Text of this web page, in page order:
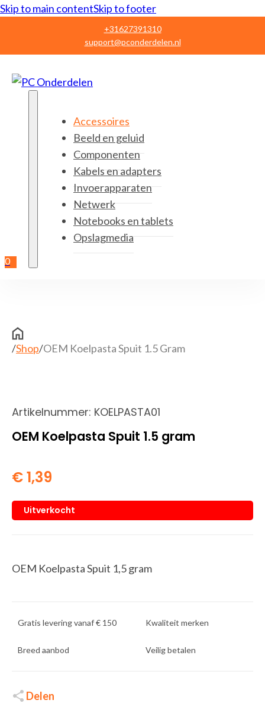
Skip to main contentSkip to footer
+31627391310
support@pconderdelen.nl
0
Accessoires
Beeld en geluid
Componenten
Kabels en adapters
Invoerapparaten
Netwerk
Notebooks en tablets
Opslagmedia
/Shop/OEM Koelpasta Spuit 1.5 Gram
Artikelnummer: KOELPASTA01
OEM Koelpasta Spuit 1.5 gram
€1,39
Uitverkocht
OEM Koelpasta Spuit 1,5 gram
Gratis levering vanaf € 150 Kwaliteit merken
Breed aanbod Veilig betalen
Delen